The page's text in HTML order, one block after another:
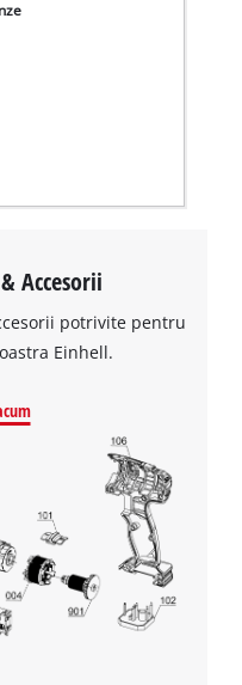
Accesorii
potrivite pentru
Einhell.